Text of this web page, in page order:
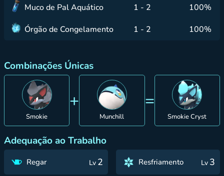
Muco de Pal Aquático
1 - 2
100%
Órgão de Congelamento
1 - 2 100%
Combinações Únicas
Smokie
+
Munchill
=
Smokie Cryst
Adequação ao Trabalho
Regar Lv 2 Resfriamento Lv 3